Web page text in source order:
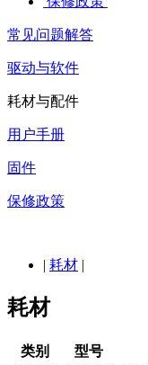
常见问题解答
驱动与软件
耗材与配件
用户手册
固件
保修政策
| 耗材 |
耗材
类别 型号